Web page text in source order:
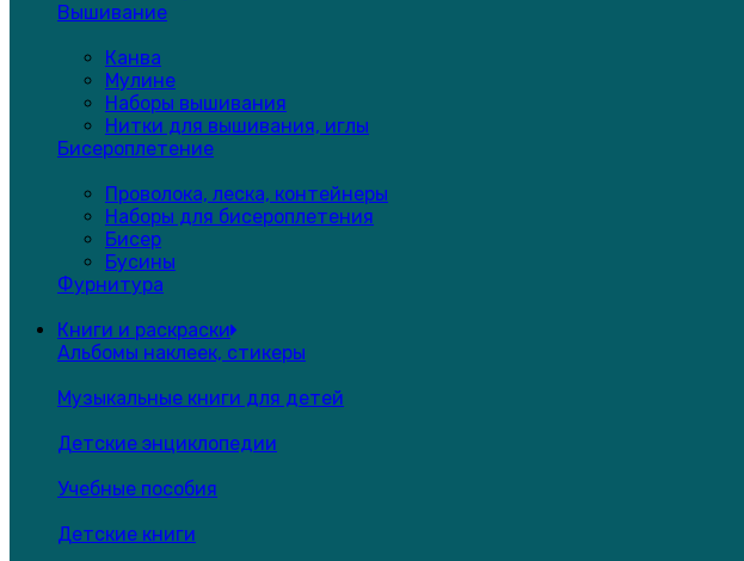
Вышивание
Канва
Мулине
Наборы вышивания
Нитки для вышивания, иглы
Бисероплетение
Проволока, леска, контейнеры
Наборы для бисероплетения
Бисер
Бусины
Фурнитура
Книги и раскраски
Альбомы наклеек, стикеры
Музыкальные книги для детей
Детские энциклопедии
Учебные пособия
Детские книги